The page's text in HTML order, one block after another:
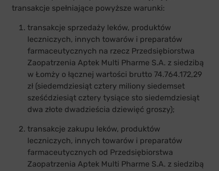
transakcje spełniające powyższe warunki:
transakcje sprzedaży leków, produktów
leczniczych, innych towarów i preparatów
farmaceutycznych na rzecz Przedsiębiorstwa
Zaopatrzenia Aptek Multi Pharme S.A. z siedzibą
w Łomży o łącznej wartości brutto 74.764.172,29
zł (siedemdziesiąt cztery miliony siedemset
sześćdziesiąt cztery tysiące sto siedemdziesiąt
dwa złote dwadzieścia dziewięć groszy);
transakcje zakupu leków, produktów
leczniczych, innych towarów i preparatów
farmaceutycznych od Przedsiębiorstwa
Zaopatrzenia Aptek Multi Pharme S.A. z siedzibą